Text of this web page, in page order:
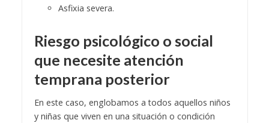
Asfixia severa.
Riesgo psicológico o social
que necesite atención
temprana posterior
En este caso, englobamos a todos aquellos niños
y niñas que viven en una situación o condición